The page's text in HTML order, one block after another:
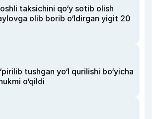
taksichini qo‘y sotib olish
olib borib o‘ldirgan yigit 20
tushgan yo‘l qurilishi bo‘yicha
o‘qildi